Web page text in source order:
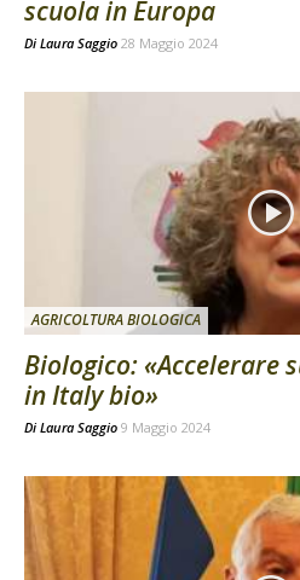
scuola in Europa
Di Laura Saggio 28 Maggio 2024
AGRICOLTURA BIOLOGICA
Biologico: «Accelerare
in Italy bio»
Di Laura Saggio 9 Maggio 2024